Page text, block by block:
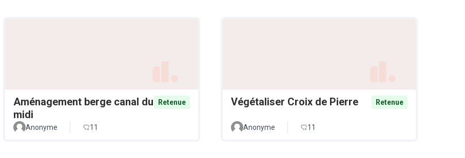
Aménagement berge canal du
midi
Retenue
Anonyme 11
Végétaliser Croix de Pierre Retenue
Anonyme 11